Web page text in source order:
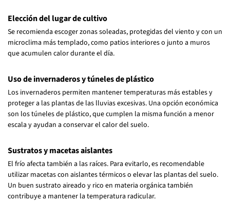
Elección del lugar de cultivo
Se recomienda escoger zonas soleadas, protegidas del viento y con un
microclima más templado, como patios interiores o junto a muros
que acumulen calor durante el día.
Uso de invernaderos y túneles de plástico
Los invernaderos permiten mantener temperaturas más estables y
proteger a las plantas de las lluvias excesivas. Una opción económica
son los túneles de plástico, que cumplen la misma función a menor
escala y ayudan a conservar el calor del suelo.
Sustratos y macetas aislantes
El frío afecta también a las raíces. Para evitarlo, es recomendable
utilizar macetas con aislantes térmicos o elevar las plantas del suelo.
Un buen sustrato aireado y rico en materia orgánica también
contribuye a mantener la temperatura radicular.